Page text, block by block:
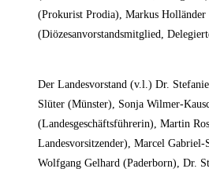
(Prokurist Prodia), Markus Holländer
(Diözesanvorstandsmitglied,
Der Landesvorstand (v.l.) Dr.
Slüter (Münster), Sonja Wilmer-
(Landesgeschäftsführerin), Martin
Landesvorsitzender), Marcel Gabriel-
Wolfgang Gelhard (Paderborn), Dr.